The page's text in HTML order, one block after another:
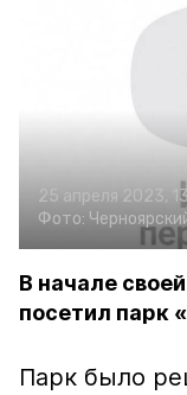
25 апреля 2023,
Фото:
В начале
посетил парк
Парк было